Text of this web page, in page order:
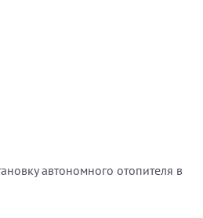
автономного отопителя в